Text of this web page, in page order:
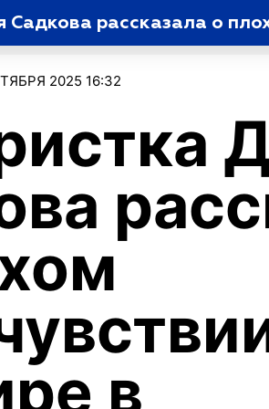
Садкова рассказала о
2025 16:32
в